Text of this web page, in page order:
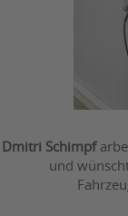
Dmitri Schimpf
und